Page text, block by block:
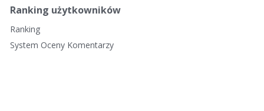
Ranking użytkowników
Ranking
System Oceny Komentarzy